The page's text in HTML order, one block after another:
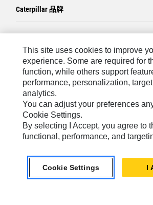
Caterpillar 品牌
Caterpillar.com
聯絡 Caterpillar
我的行銷偏好設定
網站地圖
Cookie Settings
法律
This site uses cookies to improve
experience. Some are required for
function, while others support
performance, personalization,
analytics.
You can adjust your preferences
Cookie Settings.
By selecting I Accept, you agree to
functional, performance, and
Cookie Settings I